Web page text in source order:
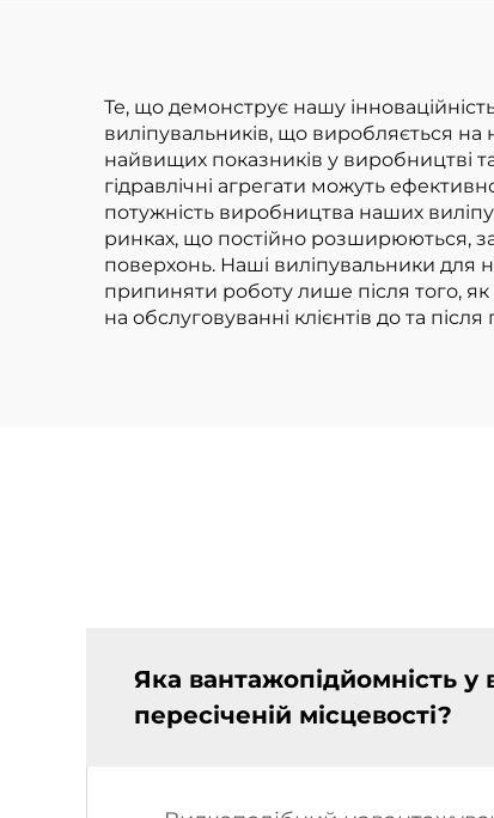
Те, що демонструє нашу
виліпувальників, що виробляється
найвищих показників у виробництві
гідравлічні агрегати можуть
потужність виробництва наших
ринках, що постійно розширюються,
поверхонь. Наші виліпувальники для
припиняти роботу лише після того,
на обслуговуванні клієнтів до та
Яка вантажопідйомність
пересіченій місцевості?